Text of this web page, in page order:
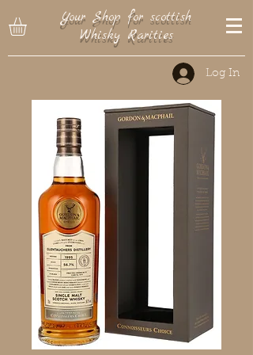
Your Shop for scottish
Whisky Rarities
Log In